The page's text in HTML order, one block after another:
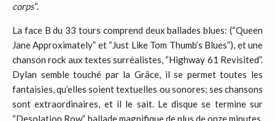
corps“.
La face B du 33 tours comprend deux ballades blues: (“Queen
Jane Approximately” et “Just Like Tom Thumb’s Blues”), et une
chanson rock aux textes surréalistes, “Highway 61 Revisited”.
Dylan semble touché par la Grâce, il se permet toutes les
fantaisies, qu’elles soient textuelles ou sonores: ses chansons
sont extraordinaires, et il le sait. Le disque se termine sur
“Desolation Row”, ballade magnifique de plus de onze minutes,